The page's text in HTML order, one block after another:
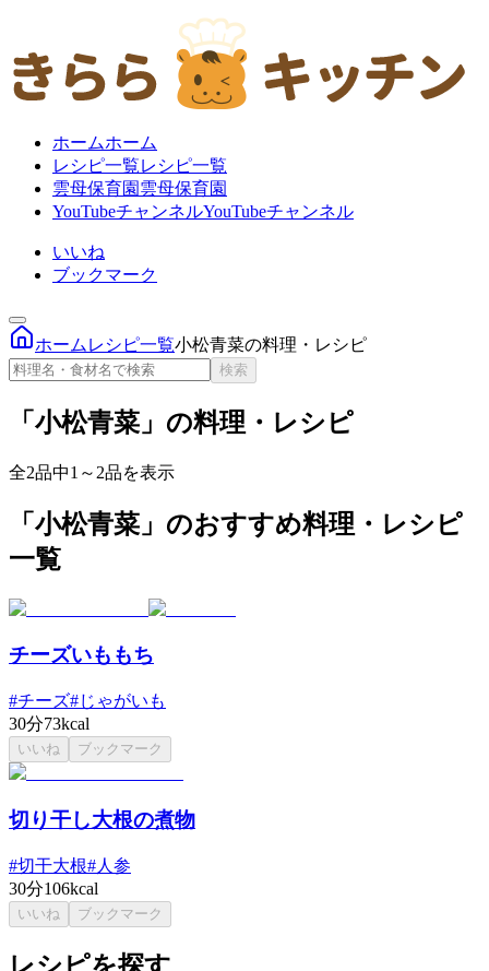
ホームホーム
レシピ一覧レシピ一覧
雲母保育園 雲母保育園
YouTubeチャンネルYouTubeチャンネル
いいね
ブックマーク
ホーム レシピ一覧小松青菜の料理・レシピ
検索
「小松青菜」の料理・レシピ
全2品中1～2品を表示
「小松青菜」のおすすめ料理・レシピ
一覧
チーズいももち
#チーズ#じゃがいも
30分73kcal
いいね ブックマーク
切り干し大根の煮物
#切干大根#人参
30分106kcal
いいね ブックマーク